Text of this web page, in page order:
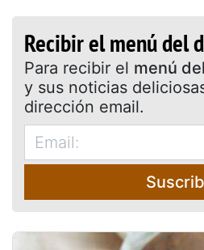
Recibir el menú del
Para recibir el menú
y sus noticias
dirección email.